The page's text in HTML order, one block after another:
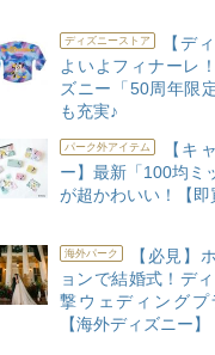
ディズニーストア
【デ
よいよフィナーレ
ズニー「50周年限
も充実♪
パーク外アイテム
【キ
ー】最新「100均ミ
が超かわいい！【即
海外パーク
【必見】
ョンで結婚式！デ
撃ウェディング
【海外ディズニー】